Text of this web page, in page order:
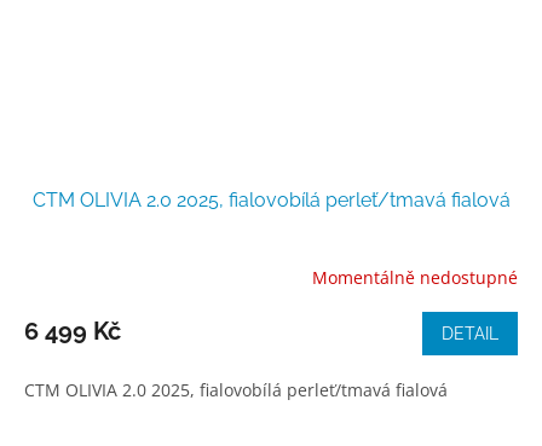
CTM OLIVIA 2.0 2025, fialovobílá perleť/tmavá fialová
Momentálně nedostupné
6 499 Kč DETAIL
CTM OLIVIA 2.0 2025, fialovobílá perleť/tmavá fialová